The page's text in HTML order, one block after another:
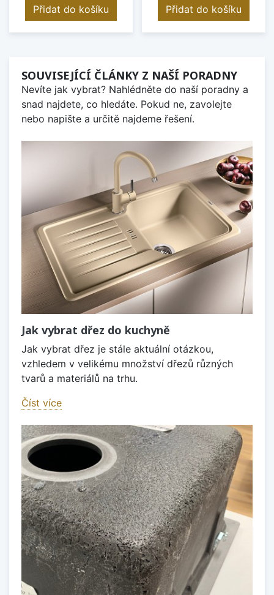
Přidat do košíku Přidat do košíku
SOUVISEJÍCÍ ČLÁNKY Z NAŠÍ PORADNY
Nevíte jak vybrat? Nahlédněte do naší poradny a
snad najdete, co hledáte. Pokud ne, zavolejte
nebo napište a určitě najdeme řešení.
Jak vybrat dřez do kuchyně
Jak vybrat dřez je stále aktuální otázkou,
vzhledem v velikému množství dřezů různých
tvarů a materiálů na trhu.
Číst více